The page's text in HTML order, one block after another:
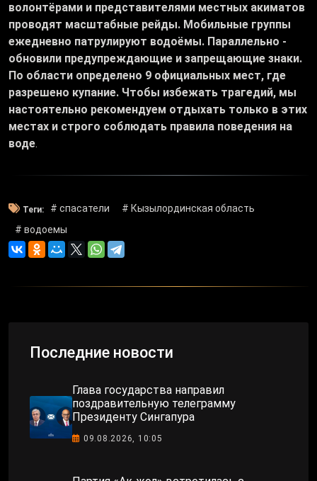
волонтёрами и представителями местных акиматов
проводят масштабные рейды. Мобильные группы
ежедневно патрулируют водоёмы. Параллельно -
обновили предупреждающие и запрещающие знаки.
По области определено 9 официальных мест, где
разрешено купание. Чтобы избежать трагедий, мы
настоятельно рекомендуем отдыхать только в этих
местах и строго соблюдать правила поведения на
воде.
Теги: # спасатели
# Кызылординская область
# водоемы
Последние новости
Глава государства направил
поздравительную телеграмму
Президенту Сингапура
09.08.2026, 10:05